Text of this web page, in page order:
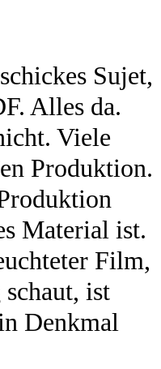
Sujet,
Alles da.
Viele
Produktion.
Material ist.
Film,
ist
Denkmal